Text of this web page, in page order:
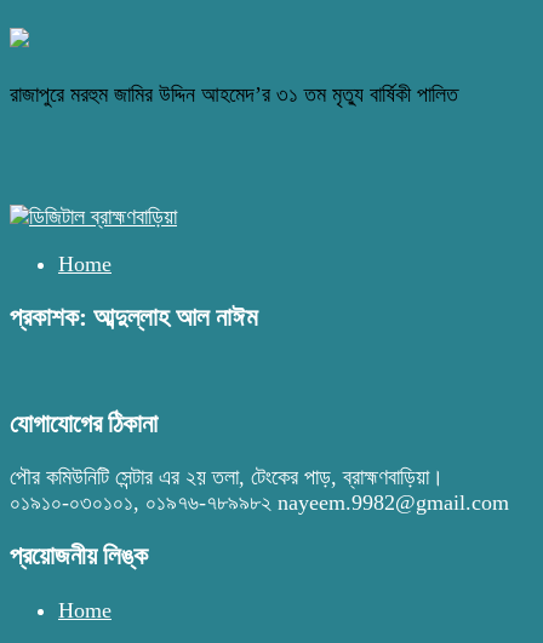
রাজাপুরে মরহুম জামির উদ্দিন আহমেদ’র ৩১ তম মৃত্যু বার্ষিকী পালিত
Home
প্রকাশক: আব্দুল্লাহ আল নাঈম
যোগাযোগের ঠিকানা
পৌর কমিউনিটি সেন্টার এর ২য় তলা, টেংকের পাড়, ব্রাহ্মণবাড়িয়া।
০১৯১০-০৩০১০১, ০১৯৭৬-৭৮৯৯৮২ nayeem.9982@gmail.com
প্রয়োজনীয় লিঙ্ক
Home